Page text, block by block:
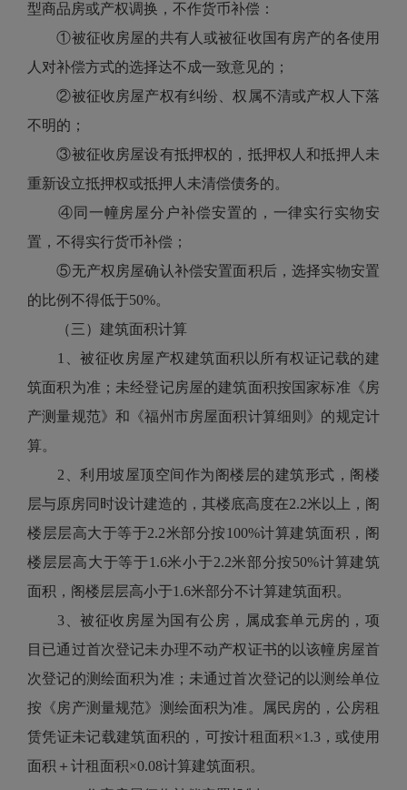
型商品房或产权调换，不作货币补偿：
①被征收房屋的共有人或被征收国有房产的各使用
人对补偿方式的选择达不成一致意见的；
②被征收房屋产权有纠纷、权属不清或产权人下落
不明的；
③被征收房屋设有抵押权的，抵押权人和抵押人未
重新设立抵押权或抵押人未清偿债务的。
④同一幢房屋分户补偿安置的，一律实行实物安
置，不得实行货币补偿；
⑤无产权房屋确认补偿安置面积后，选择实物安置
的比例不得低于50%。
（三）建筑面积计算
1、被征收房屋产权建筑面积以所有权证记载的建
筑面积为准；未经登记房屋的建筑面积按国家标准《房
产测量规范》和《福州市房屋面积计算细则》的规定计
算。
2、利用坡屋顶空间作为阁楼层的建筑形式，阁楼
层与原房同时设计建造的，其楼底高度在2.2米以上，阁
楼层层高大于等于2.2米部分按100%计算建筑面积，阁
楼层层高大于等于1.6米小于2.2米部分按50%计算建筑
面积，阁楼层层高小于1.6米部分不计算建筑面积。
3、被征收房屋为国有公房，属成套单元房的，项
目已通过首次登记未办理不动产权证书的以该幢房屋首
次登记的测绘面积为准；未通过首次登记的以测绘单位
按《房产测量规范》测绘面积为准。属民房的，公房租
赁凭证未记载建筑面积的，可按计租面积×1.3，或使用
面积＋计租面积×0.08计算建筑面积。